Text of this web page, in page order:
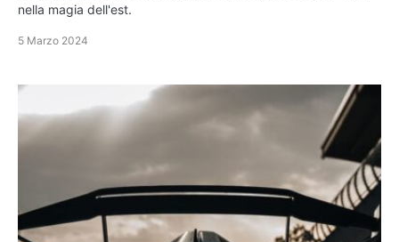
nella magia dell'est.
5 Marzo 2024